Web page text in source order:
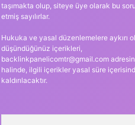
taşımakta olup, siteye üye olarak bu
etmiş sayılırlar.
Hukuka ve yasal düzenlemelere aykırı
düşündüğünüz içerikleri,
backlinkpanelicomtr@gmail.com
halinde, ilgili içerikler yasal süre
kaldırılacaktır.